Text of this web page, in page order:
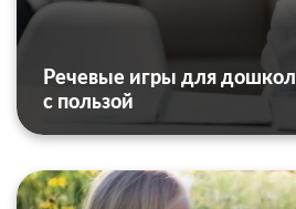
Речевые игры для
с пользой